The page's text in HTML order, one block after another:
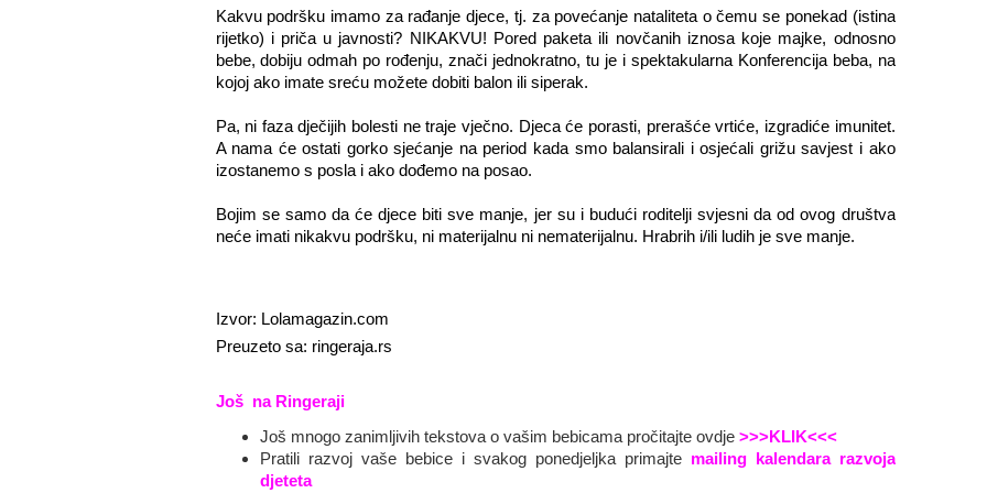
Kakvu podršku imamo za rađanje djece, tj. za povećanje nataliteta o čemu se ponekad (istina
rijetko) i priča u javnosti? NIKAKVU! Pored paketa ili novčanih iznosa koje majke, odnosno
bebe, dobiju odmah po rođenju, znači jednokratno, tu je i spektakularna Konferencija beba, na
kojoj ako imate sreću možete dobiti balon ili siperak.
Pa, ni faza dječijih bolesti ne traje vječno. Djeca će porasti, prerašće vrtiće, izgradiće imunitet.
A nama će ostati gorko sjećanje na period kada smo balansirali i osjećali grižu savjest i ako
izostanemo s posla i ako dođemo na posao.
Bojim se samo da će djece biti sve manje, jer su i budući roditelji svjesni da od ovog društva
neće imati nikakvu podršku, ni materijalnu ni nematerijalnu. Hrabrih i/ili ludih je sve manje.
Izvor: Lolamagazin.com
Preuzeto sa: ringeraja.rs
Još na Ringeraji
Još mnogo zanimljivih tekstova o vašim bebicama pročitajte ovdje >>>KLIK<<<
Pratili razvoj vaše bebice i svakog ponedjeljka primajte mailing kalendara razvoja
djeteta